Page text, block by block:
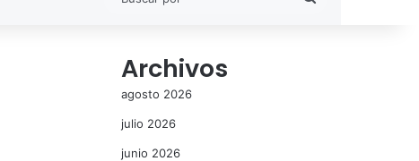
Archivos
agosto 2026
julio 2026
junio 2026